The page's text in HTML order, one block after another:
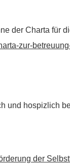
der Charta
zur-
hospizlich
der